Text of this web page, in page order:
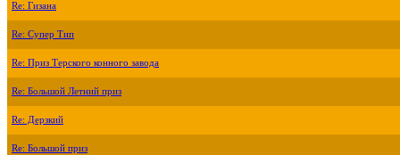
Re: Гизана
Re: Супер Тип
Re: Приз Терского конного завода
Re: Большой Летний приз
Re: Дерзкий
Re: Большой приз